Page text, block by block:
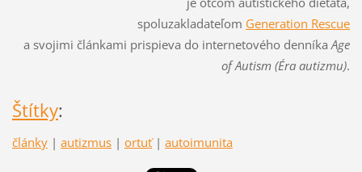
spoluzakladateľom Generation Rescue
a svojimi článkami prispieva do internetového denníkaAge
of Autism (Éra autizmu).
Štítky:
články | autizmus | ortuť | autoimunita